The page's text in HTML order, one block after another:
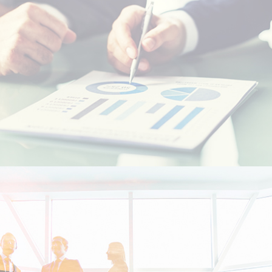
Etudiants Marocains à l'étranger
Marocains Résidents à l’Etranger